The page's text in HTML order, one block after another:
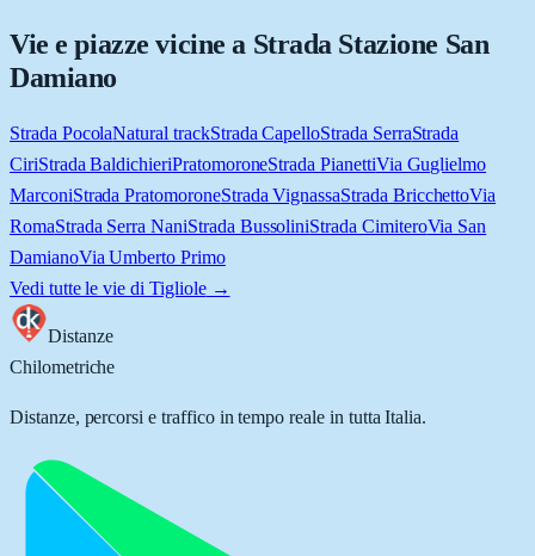
Vie e piazze vicine a Strada Stazione San
Damiano
Strada PocolaNatural trackStrada CapelloStrada SerraStrada
CiriStrada BaldichieriPratomoroneStrada PianettiVia Guglielmo
MarconiStrada PratomoroneStrada VignassaStrada BricchettoVia
RomaStrada Serra NaniStrada BussoliniStrada CimiteroVia San
DamianoVia Umberto Primo
Vedi tutte le vie di Tigliole→
Distanze
Chilometriche
Distanze, percorsi e traffico in tempo reale in tutta Italia.